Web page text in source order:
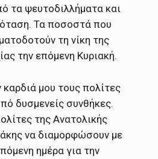
τα ψευτοδιλλήματα και
Τα ποσοστά που
τη νίκη της
την επόμενη Κυριακή.
μου τους πολίτες
δυσμενείς συνθήκες.
της Ανατολικής
να διαμορφώσουν με
ημέρα για την